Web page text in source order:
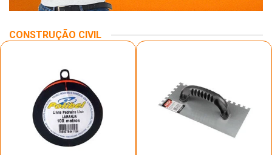
CONSTRUÇÃO CIVIL